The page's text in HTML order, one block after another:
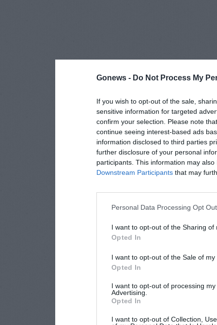
Gonews - Do Not Process My
If you wish to opt-out of the sale,
sensitive information for targeted
confirm your selection. Please note
continue seeing interest-based ads
information disclosed to third parties
further disclosure of your personal
participants. This information may
Downstream Participants that may
Personal Data Processing Opt
I want to opt-out of the Sharing of
Opted In
I want to opt-out of the Sale of
Opted In
I want to opt-out of processing
Advertising.
Opted In
I want to opt-out of Collection,